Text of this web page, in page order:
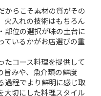
からこそ素材の質がその
火入れの技術はもちろん
部位の選択が味の土台に
ているかがお店選びの重
たコース料理を提供して
旨みや、魚介類の鮮度
過程でより鮮明に感じ取
大切にした料理スタイル